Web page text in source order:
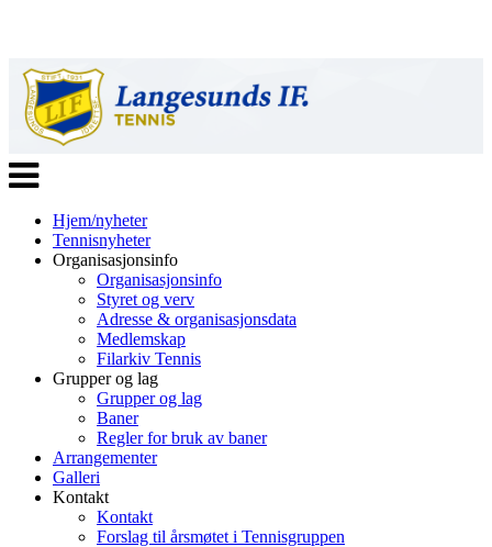
Veksle
navigasjon
Hjem/nyheter
Tennisnyheter
Organisasjonsinfo
Organisasjonsinfo
Styret og verv
Adresse & organisasjonsdata
Medlemskap
Filarkiv Tennis
Grupper og lag
Grupper og lag
Baner
Regler for bruk av baner
Arrangementer
Galleri
Kontakt
Kontakt
Forslag til årsmøtet i Tennisgruppen